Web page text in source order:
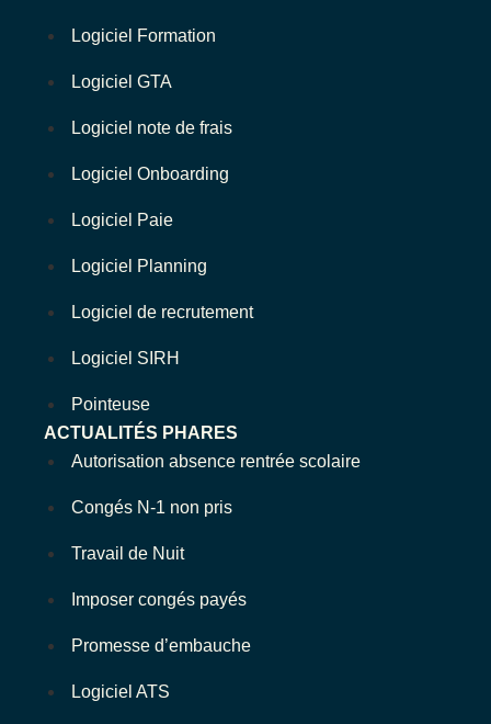
Logiciel Formation
Logiciel GTA
Logiciel note de frais
Logiciel Onboarding
Logiciel Paie
Logiciel Planning
Logiciel de recrutement
Logiciel SIRH
Pointeuse
ACTUALITÉS PHARES
Autorisation absence rentrée scolaire
Congés N-1 non pris
Travail de Nuit
Imposer congés payés
Promesse d’embauche
Logiciel ATS